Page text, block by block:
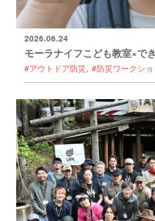
2026.06.24
モーラナイフこども教室×で
#アウトドア防災 #防災ワークシ